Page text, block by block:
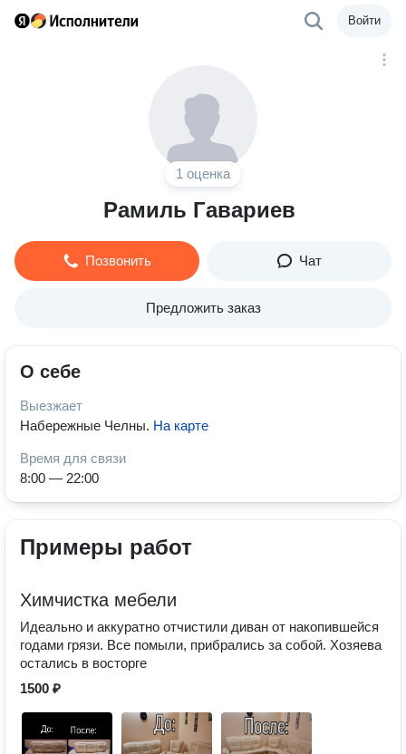
Войти
1 оценка
Рамиль Гавариев
Позвонить Чат
Предложить заказ
О себе
Выезжает
Набережные Челны. На карте
Время для связи
8:00 — 22:00
Примеры работ
Химчистка мебели
Идеально и аккуратно отчистили диван от накопившейся
годами грязи. Все помыли, прибрались за собой. Хозяева
остались в восторге
1500 ₽